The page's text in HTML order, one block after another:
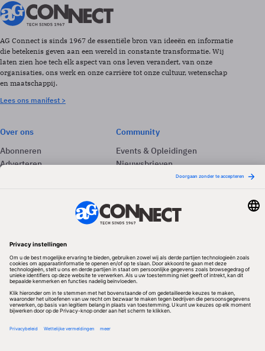
AG Connect is sinds 1967 de essentiële bron van ideeën en informatie
die betekenis geven aan een wereld in constante transformatie. Wij
laten zien hoe tech elk aspect van ons leven verandert, van onze
organisaties, ons werk en onze carrière tot onze cultuur, wetenschap
en maatschappij.
Lees ons manifest >
Over ons
Abonneren
Adverteren
Community
Events & Opleidingen
Nieuwsbrieven
Volg ons
Redactionele partner